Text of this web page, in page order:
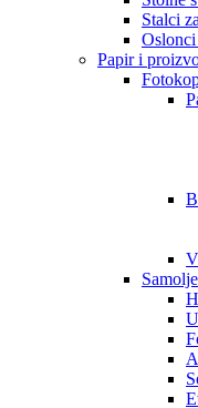
Stalci
Papir i